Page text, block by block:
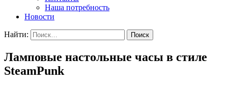
Наша потребность
Новости
Найти:
Ламповые настольные часы в стиле
SteamPunk